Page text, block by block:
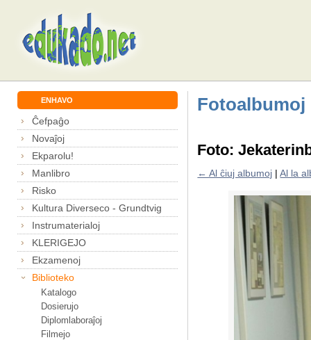
ENHAVO
Ĉefpaĝo
Novaĵoj
Ekparolu!
Manlibro
Risko
Kultura Diverseco - Grundtvig
Instrumaterialoj
KLERIGEJO
Ekzamenoj
Biblioteko
Katalogo
Dosierujo
Diplomlaboraĵoj
Filmejo
Fotoalbumoj
Foto:
← Al ĉiuj albumoj |Al la